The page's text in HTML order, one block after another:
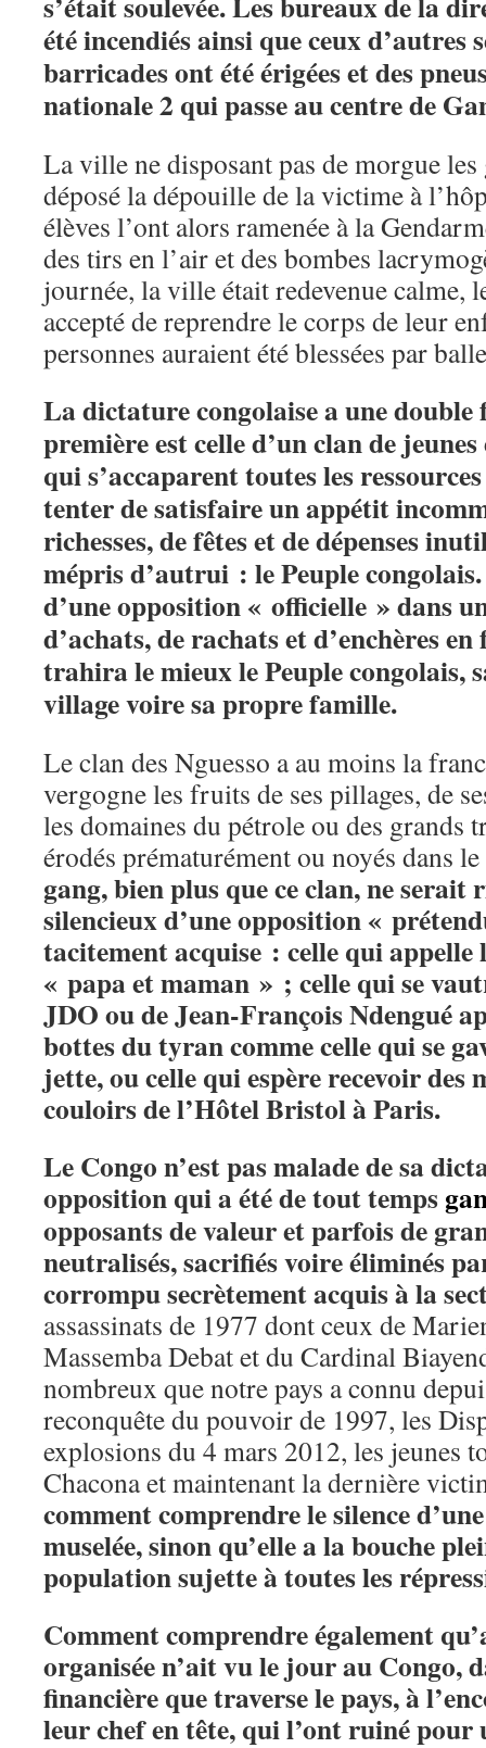
été incendiés ainsi que ceux d’autres
barricades ont été érigées et des
nationale 2 qui passe au centre de
La ville ne disposant pas de morgue les
déposé la dépouille de la victime à
élèves l’ont alors ramenée à la
des tirs en l’air et des bombes
journée, la ville était redevenue calme,
accepté de reprendre le corps de leur
personnes auraient été blessées par
La dictature congolaise a une double
première est celle d’un clan de
qui s’accaparent toutes les
tenter de satisfaire un appétit
richesses, de fêtes et de dépenses
mépris d’autrui : le Peuple
d’une opposition « officielle » dans
d’achats, de rachats et d’enchères
trahira le mieux le Peuple congolais,
village voire sa propre famille.
Le clan des Nguesso a au moins la
vergogne les fruits de ses pillages, de
les domaines du pétrole ou des grands
érodés prématurément ou noyés dans
gang, bien plus que ce clan, ne serait
silencieux d’une opposition «
tacitement acquise : celle qui appelle
« papa et maman » ; celle qui se
JDO ou de Jean-François Ndengué
bottes du tyran comme celle qui se
jette, ou celle qui espère recevoir des
couloirs de l’Hôtel Bristol à Paris.
Le Congo n’est pas malade de sa
opposition qui a été de tout temps
opposants de valeur et parfois de
neutralisés, sacrifiés voire éliminés
corrompu secrètement acquis à la
assassinats de 1977 dont ceux de
Massemba Debat et du Cardinal
nombreux que notre pays a connu
reconquête du pouvoir de 1997, les
explosions du 4 mars 2012, les jeunes
Chacona et maintenant la dernière
comment comprendre le silence
muselée, sinon qu’elle a la bouche
population sujette à toutes les
Comment comprendre également
organisée n’ait vu le jour au Congo,
financière que traverse le pays, à
leur chef en tête, qui l’ont ruiné pour